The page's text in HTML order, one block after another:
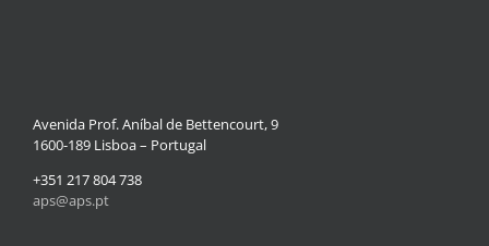
Avenida Prof. Aníbal de Bettencourt, 9
1600-189 Lisboa – Portugal
+351 217 804 738
aps@aps.pt